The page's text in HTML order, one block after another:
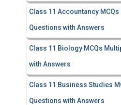
Class 11 Accountancy
Questions with Answers
Class 11 Biology MCQs
with Answers
Class 11 Business Studies
Questions with Answers